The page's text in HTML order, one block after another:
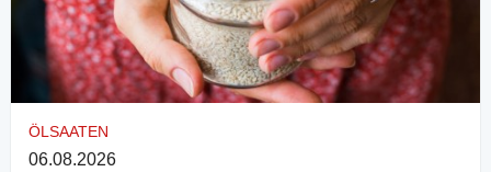
ÖLSAATEN
06.08.2026